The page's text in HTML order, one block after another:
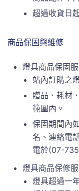
超過收貨日
商品保固與維修
燈具商品保固服
站內訂購之
贈品．耗材
範圍內。
保固期間內
名、連絡電
電於(07-
燈具商品保修服
燈具超過一